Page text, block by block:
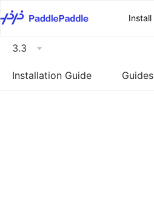
Install
3.3
Installation Guide Guides